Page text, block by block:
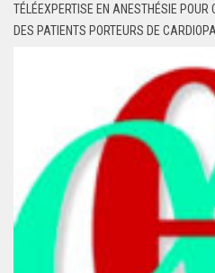
TÉLÉEXPERTISE EN ANESTHÉSIE POUR
DES PATIENTS PORTEURS DE